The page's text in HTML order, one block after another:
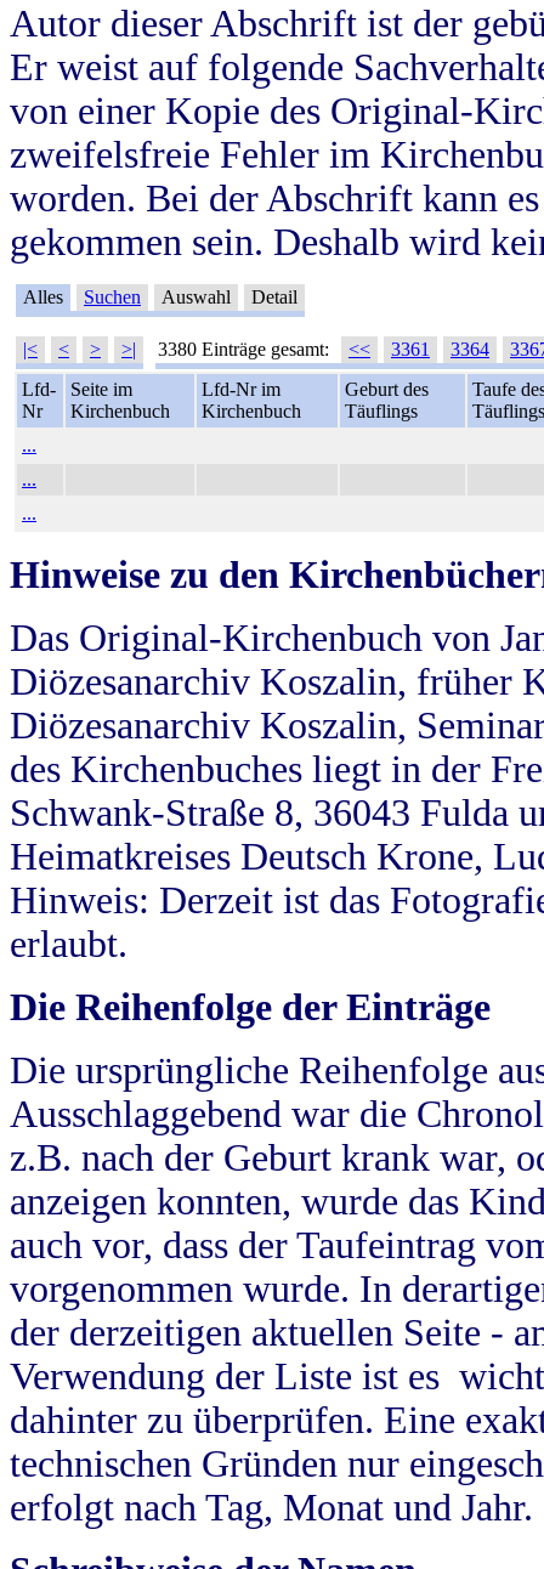
Autor dieser Abschrift ist der
Er weist auf folgende
von einer Kopie des Original-
zweifelsfreie Fehler im
worden. Bei der Abschrift kann
gekommen sein. Deshalb wird
Alles Suchen Auswahl Detail
|< < > >| 3380 Einträge gesamt: << 3361 3364
Lfd-
Nr
Seite im
Kirchenbuch
Lfd-Nr im
Kirchenbuch
Geburt des
Täuflings
Taufe
Täuflings
...
...
...
Hinweise zu den
Das Original-Kirchenbuch von
Diözesanarchiv Koszalin, früher
Diözesanarchiv Koszalin,
des Kirchenbuches liegt in der
Schwank-Straße 8, 36043 Fulda
Heimatkreises Deutsch Krone,
Hinweis: Derzeit ist das
erlaubt.
Die Reihenfolge der Einträge
Die ursprüngliche Reihenfolge
Ausschlaggebend war die
z.B. nach der Geburt krank war,
anzeigen konnten, wurde das
auch vor, dass der Taufeintrag
vorgenommen wurde. In
der derzeitigen aktuellen Seite -
Verwendung der Liste ist es
dahinter zu überprüfen. Eine
technischen Gründen nur
erfolgt nach Tag, Monat und Jahr.